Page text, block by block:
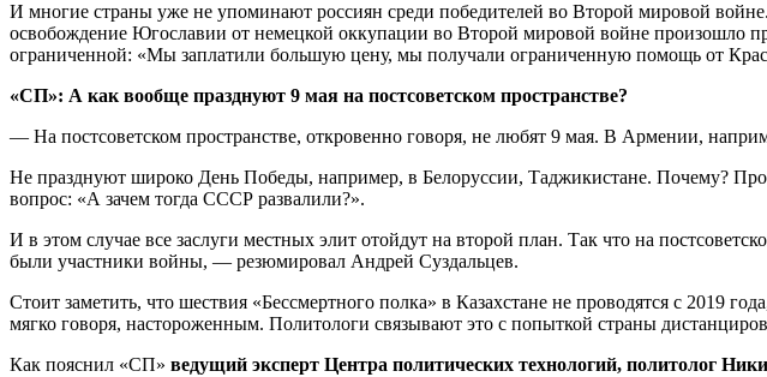
И многие страны уже не упоминают россиян среди победителей во Второй мировой
освобождение Югославии от немецкой оккупации во Второй мировой войне
ограниченной: «Мы заплатили большую цену, мы получали ограниченную помощь от
«СП»: А как вообще празднуют 9 мая на постсоветском пространстве?
— На постсоветском пространстве, откровенно говоря, не любят 9 мая. В Армении,
Не празднуют широко День Победы, например, в Белоруссии, Таджикистане. Почему?
вопрос: «А зачем тогда СССР развалили?».
И в этом случае все заслуги местных элит отойдут на второй план. Так что на
были участники войны, — резюмировал Андрей Суздальцев.
Стоит заметить, что шествия «Бессмертного полка» в Казахстане не проводятся с 2019
мягко говоря, настороженным. Политологи связывают это с попыткой страны
Как пояснил «СП» ведущий эксперт Центра политических технологий, политолог